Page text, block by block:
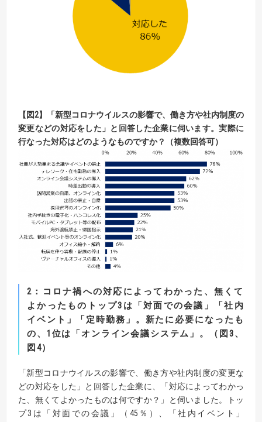
【 図2】
「新型コロナウイルスの影響で、働き方や社内制度の
変更などの対応をした」と回答した企業に伺います。実際に
行なった対応はどのようなものですか？（複数回答可）
2 ：コロナ禍への対応によってわかった、無くて
よかったものトップ3 は「対面での会議」「社内
イベント」「定時勤務」。 新たに必要になったも
の、 1 位は「オンライン会議システム」。（図 3、
図 4）
「新型コロナウイルスの影響で、働き方や社内制度の変更な
どの対応をした」と回答した企業に、「対応によってわかっ
た、無くてよかったものは何ですか？」と伺いました。トッ
プ3は「対面での会議」（45％）、「社内イベント」